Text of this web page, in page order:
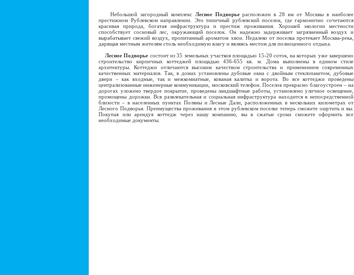
Небольшой загородный комплекс Лесное Подворьерасположен в 28 км от Москвы в наиболее
престижном Рублевском направлении. Это типичный рублевский поселок, где гармонично сочетаются
красивая природа, богатая инфраструктура и престиж проживания. Хорошей экологии местности
способствует сосновый лес, окружающий поселок. Он надежно задерживает загрязненный воздух и
вырабатывает свежий воздух, пропитанный ароматом хвои. Недалеко от поселка протекает Москва-река,
дарящая местным жителям столь необходимую влагу и являясь местом для полноценного отдыха.
Лесное Подворье состоит из 35 земельных участков площадью 15-20 соток, на которых уже завершено
строительство кирпичных коттеджей площадью 436-655 кв. м. Дома выполнены в едином стиле
архитектуры. Коттеджи отличаются высоким качеством строительства и применением современных
качественных материалов. Так, в домах установлены дубовые окна с двойным стеклопакетом, дубовые
двери – как входные, так и межкомнатные, кованая калитка и ворота. Во все коттеджи проведены
централизованные инженерные коммуникации, московский телефон. Поселок прекрасно благоустроен – на
дорогах уложено твердое покрытие, проведены ландшафтные работы, установлено уличное освещение,
промощены дорожки. Вся развлекательная и социальная инфраструктура находится в непосредственной
близости – в населенных пунктах Поляны и Лесные Дали, расположенных в нескольких километрах от
Лесного Подворья. Преимущества проживания в этом рублевском поселке теперь сможете ощутить и вы.
Покупая или арендуя коттедж через нашу компанию, вы в сжатые сроки сможете оформить все
необходимые документы.